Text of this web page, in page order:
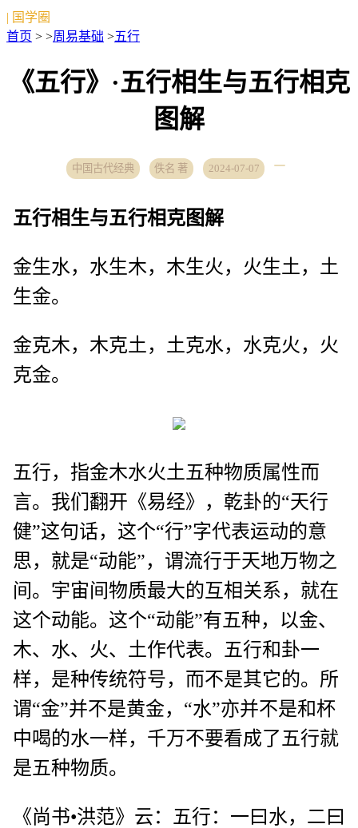
| 国学圈
首页 > >周易基础 >五行
《五行》·五行相生与五行相克
图解
中国古代经典 佚名 著 2024-07-07
五行相生与五行相克图解
金生水，水生木，木生火，火生土，土
生金。
金克木，木克土，土克水，水克火，火
克金。
五行，指金木水火土五种物质属性而
言。我们翻开《易经》，乾卦的“天行
健”这句话，这个“行”字代表运动的意
思，就是“动能”，谓流行于天地万物之
间。宇宙间物质最大的互相关系，就在
这个动能。这个“动能”有五种，以金、
木、水、火、土作代表。五行和卦一
样，是种传统符号，而不是其它的。所
谓“金”并不是黄金，“水”亦并不是和杯
中喝的水一样，千万不要看成了五行就
是五种物质。
《尚书•洪范》云：五行：一曰水，二曰